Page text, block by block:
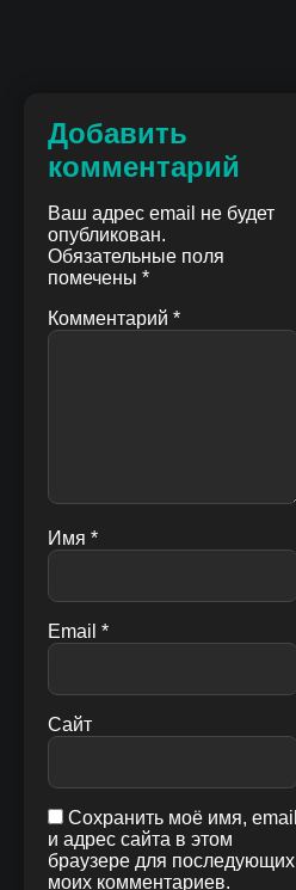
Добавить
комментарий
Ваш адрес email не будет
опубликован.
Обязательные поля
помечены *
Комментарий *
Имя *
Email *
Сайт
Сохранить моё имя, email
и адрес сайта в этом
браузере для последующих
моих комментариев.